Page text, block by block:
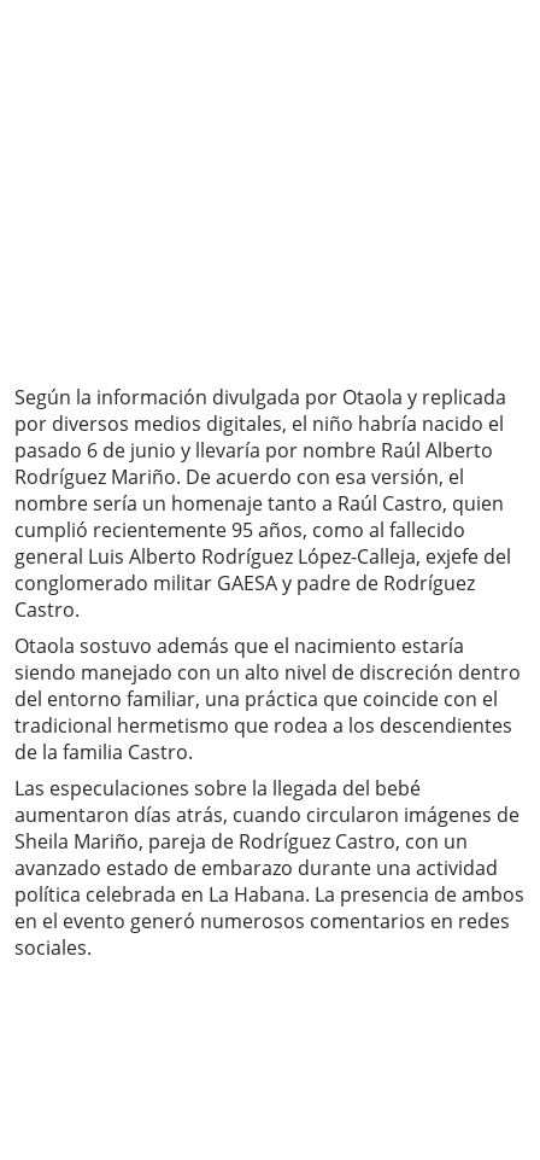
Según la información divulgada por Otaola y replicada
por diversos medios digitales, el niño habría nacido el
pasado 6 de junio y llevaría por nombre Raúl Alberto
Rodríguez Mariño. De acuerdo con esa versión, el
nombre sería un homenaje tanto a Raúl Castro, quien
cumplió recientemente 95 años, como al fallecido
general Luis Alberto Rodríguez López-Calleja, exjefe del
conglomerado militar GAESA y padre de Rodríguez
Castro.
Otaola sostuvo además que el nacimiento estaría
siendo manejado con un alto nivel de discreción dentro
del entorno familiar, una práctica que coincide con el
tradicional hermetismo que rodea a los descendientes
de la familia Castro.
Las especulaciones sobre la llegada del bebé
aumentaron días atrás, cuando circularon imágenes de
Sheila Mariño, pareja de Rodríguez Castro, con un
avanzado estado de embarazo durante una actividad
política celebrada en La Habana. La presencia de ambos
en el evento generó numerosos comentarios en redes
sociales.